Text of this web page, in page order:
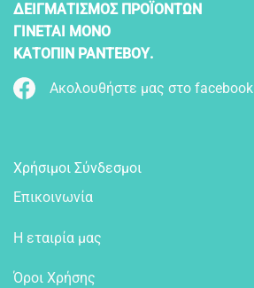
ΔΕΙΓΜΑΤΙΣΜΟΣ ΠΡΟΪΟΝΤΩΝ
ΓΙΝΕΤΑΙ ΜΟΝΟ
ΚΑΤΟΠΙΝ ΡΑΝΤΕΒΟΥ.
Ακολουθήστε μας στο facebook
Χρήσιμοι Σύνδεσμοι
Επικοινωνία
Η εταιρία μας
Όροι Χρήσης